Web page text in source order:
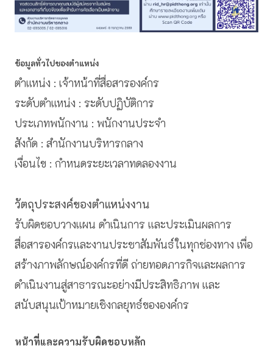
ข้อมูลทั่วไปของตำแหน่ง
ตำแหน่ง : เจ้าหน้าที่สื่อสารองค์กร
ระดับตำแหน่ง : ระดับปฏิบัติการ
ประเภทพนักงาน : พนักงานประจำ
สังกัด : สำนักงานบริหารกลาง
เงื่อนไข : กำหนดระยะเวลาทดลองงาน
วัตถุประสงค์ของตำแหน่งงาน
รับผิดชอบวางแผน ดำเนินการ และประเมินผลการ
สื่อสารองค์กรและงานประชาสัมพันธ์ในทุกช่องทาง เพื่อ
สร้างภาพลักษณ์องค์กรที่ดี ถ่ายทอดภารกิจและผลการ
ดำเนินงานสู่สาธารณะอย่างมีประสิทธิภาพ และ
สนับสนุนเป้าหมายเชิงกลยุทธ์ขององค์กร
หน้าที่และความรับผิดชอบหลัก